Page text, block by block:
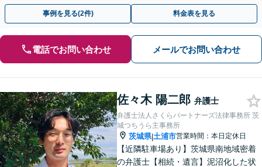
月100名以上の相談実績】【関東エリア全域対応】
事例を見る(2件) 料金表を見る
電話でお問い合わせ メールでお問い合わせ
佐々木 陽二郎 弁護士
弁護士法人さくらパートナーズ法律事務所 茨
城つちうら主事務所
茨城県|土浦市営業時間：本日定休日
【近隣駐車場あり】茨城県南地域密着
の弁護士【相続・遺言】泥沼化した状